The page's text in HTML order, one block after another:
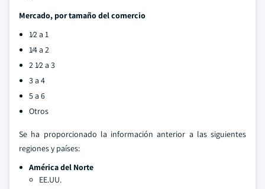
Mercado, por tamaño del comercio
1⁄2 a 1
1⁄4 a 2
2 1⁄2 a 3
3 a 4
5 a 6
Otros
Se ha proporcionado la información anterior a las siguientes
regiones y países:
América del Norte
EE.UU.